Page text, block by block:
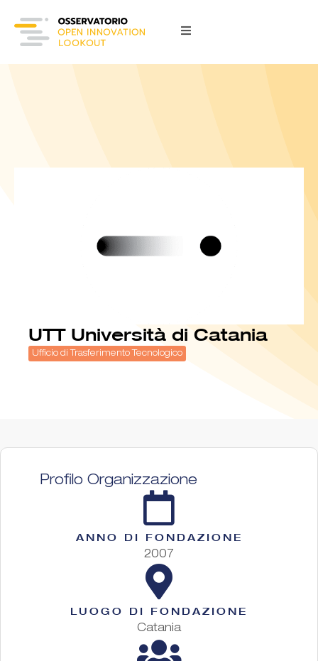
UTT Università di Catania
Ufficio di Trasferimento Tecnologico
Profilo Organizzazione
ANNO DI FONDAZIONE
2007
LUOGO DI FONDAZIONE
Catania